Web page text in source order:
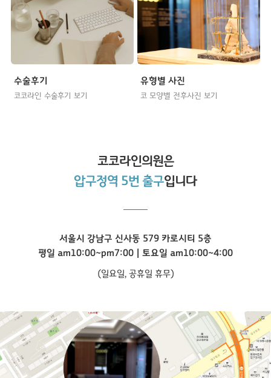
수술후기
코코라인 수술후기 보기
유형별 사진
코 모양별 전후사진 보기
코코라인의원은
압구정역 5번 출구입니다
서울시 강남구 신사동 579 카로시티 5층
평일 am10:00~pm7:00 | 토요일 am10:00~4:00
(일요일, 공휴일 휴무)